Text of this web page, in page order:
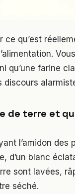
qu’est
Vous
qu’une farine
de terre et
l’amidon des
d’un blanc
sont lavées,
séché.